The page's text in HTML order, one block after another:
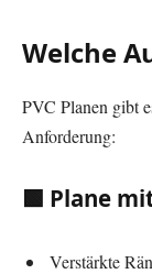
Welche
PVC Planen gibt
Anforderung:
🟩 Plane
Verstärkte